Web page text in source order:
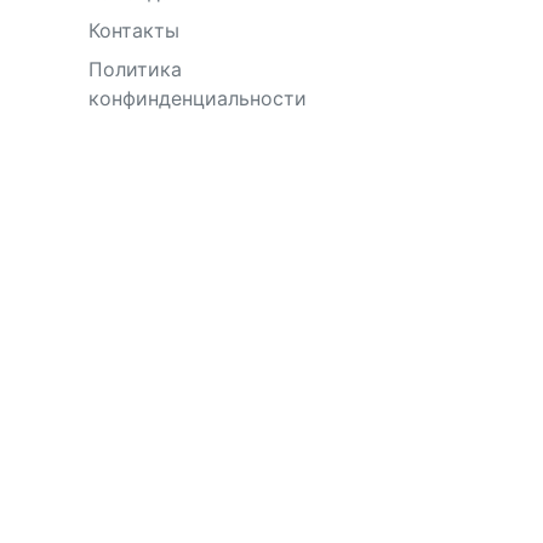
Контакты
Политика
конфинденциальности